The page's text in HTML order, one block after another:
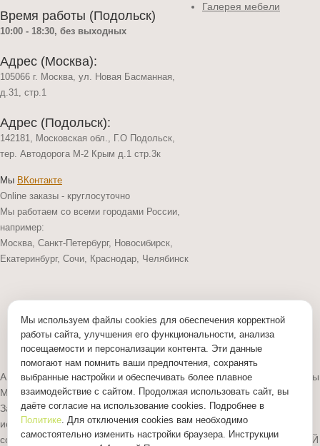
Время работы (Подольск)
10:00 - 18:30, без выходных
Адрес (Москва):
105066 г. Москва, ул. Новая Басманная,
д.31, стр.1
Адрес (Подольск):
142181, Московская обл., Г.О Подольск,
тер. Автодорога М-2 Крым д.1 стр.3к
Мы ВКонтакте
Online заказы - круглосуточно
Мы работаем со всеми городами России,
например:
Москва, Санкт-Петербург, Новосибирск,
Екатеринбург, Сочи, Краснодар, Челябинск
Галерея мебели
Принимаем к оплате:
Политика конфиденциальности
Антикварный магазин Градеж © 2011 - 2026 г. Все права защищены
Материалы сайта являются объектами авторского права.
Запрещается копирование, распространение, любое
использование информации и объектов без предварительного
согласия правообладателя. ЗАЩИЩЕНО ЗАКОНОМ РОССИЙСКОЙ
Мы используем файлы cookies для обеспечения корректной
работы сайта, улучшения его функциональности, анализа
посещаемости и персонализации контента. Эти данные
помогают нам помнить ваши предпочтения, сохранять
выбранные настройки и обеспечивать более плавное
взаимодействие с сайтом. Продолжая использовать сайт, вы
даёте согласие на использование cookies. Подробнее в
Политике. Для отключения cookies вам необходимо
самостоятельно изменить настройки браузера. Инструкции